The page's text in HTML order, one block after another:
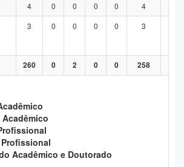
4 0 0 0 0 4
3 0 0 0 0 3
260 0 2 0 0 258
Acadêmico
Acadêmico e Doutorado